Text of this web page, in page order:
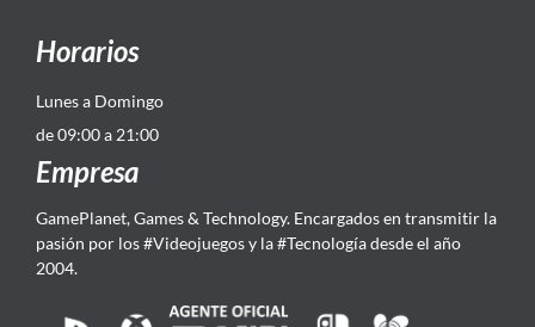
Horarios
Lunes a Domingo
de 09:00 a 21:00
Empresa
GamePlanet, Games & Technology. Encargados en transmitir la
pasión por los #Videojuegos y la #Tecnología desde el año
2004.